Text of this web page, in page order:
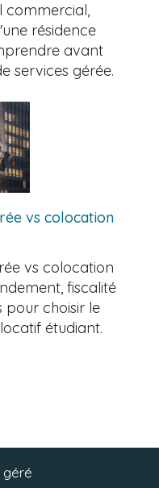
commercial,
résidence
avant
services gérée.
vs colocation
vs colocation
fiscalité
pour choisir le
étudiant.
géré